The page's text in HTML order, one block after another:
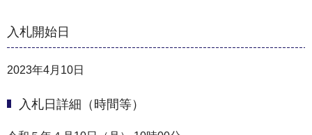
入札開始日
2023年4月10日
入札日詳細（時間等）